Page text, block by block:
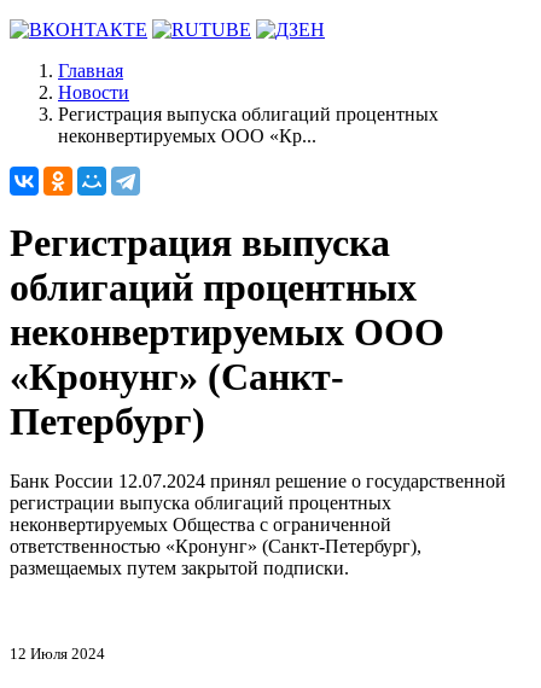
Главная
Новости
Регистрация выпуска облигаций процентных
неконвертируемых ООО «Кр...
Регистрация выпуска
облигаций процентных
неконвертируемых ООО
«Кронунг» (Санкт-
Петербург)
Банк России 12.07.2024 принял решение о государственной
регистрации выпуска облигаций процентных
неконвертируемых Общества с ограниченной
ответственностью «Кронунг» (Санкт-Петербург),
размещаемых путем закрытой подписки.
12 Июля 2024